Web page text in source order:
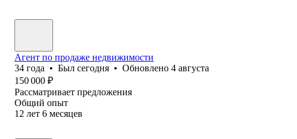
Агент по продаже недвижимости
34 года • Был сегодня • Обновлено 4 августа
150 000 ₽
Рассматривает предложения
Общий опыт
12 лет 6 месяцев